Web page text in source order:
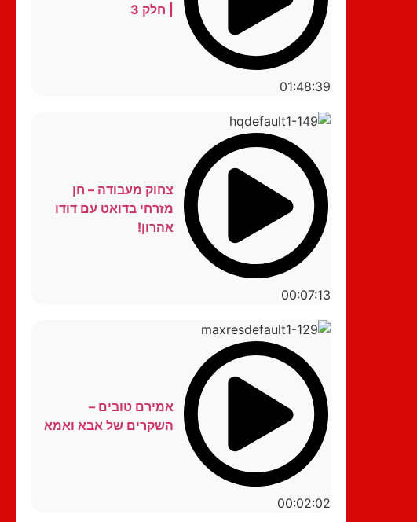
01:48:39
| חלק 3
00:07:13
צחוק מעבודה – חן
מזרחי בדואט עם דודו
אהרון!
00:02:02
אמירם טובים –
השקרים של אבא ואמא